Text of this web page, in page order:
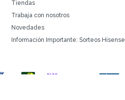
Tiendas
Trabaja con nosotros
Novedades
Información Importante: Sorteos Hisense